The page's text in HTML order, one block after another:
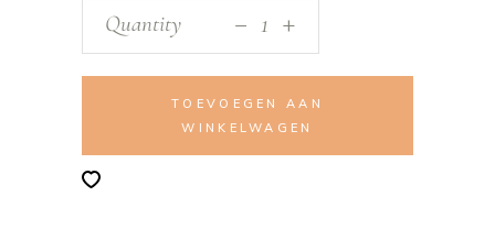
Quantity +
TOEVOEGEN AAN
WINKELWAGEN